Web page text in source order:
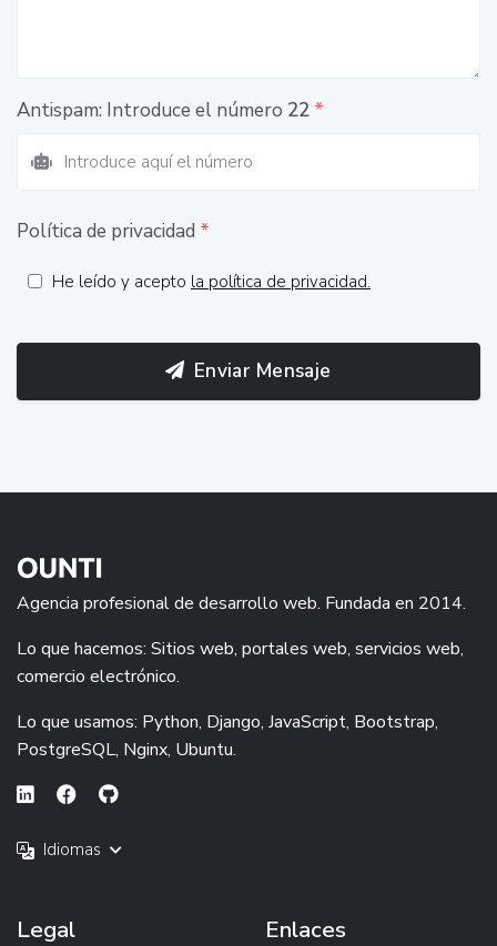
Antispam: Introduce el número 22 *
Política de privacidad *
He leído y acepto la política de privacidad.
Enviar Mensaje
Agencia profesional de desarrollo web. Fundada en 2014.
Lo que hacemos: Sitios web, portales web, servicios web,
comercio electrónico.
Lo que usamos: Python, Django, JavaScript, Bootstrap,
PostgreSQL, Nginx, Ubuntu.
Idiomas
Legal Enlaces